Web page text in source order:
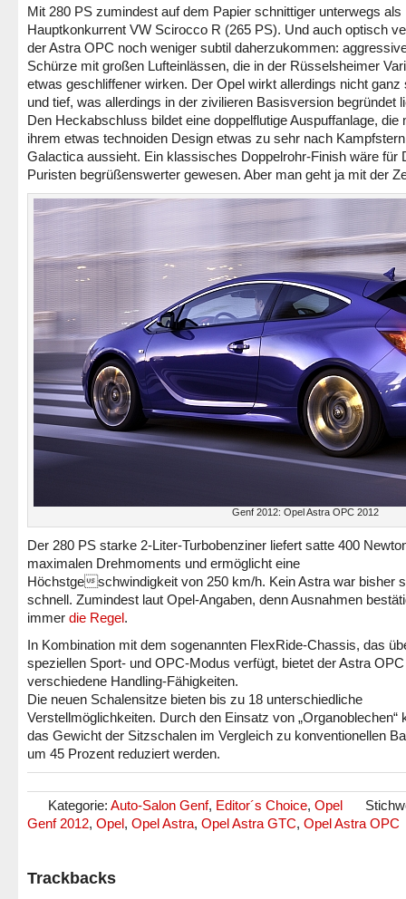
Mit 280 PS zumindest auf dem Papier schnittiger unterwegs als
Hauptkonkurrent VW Scirocco R (265 PS). Und auch optisch
der Astra OPC noch weniger subtil daherzukommen:
Schürze mit großen Lufteinlässen, die in der Rüsselsheimer
etwas geschliffener wirken. Der Opel wirkt allerdings nicht ganz
und tief, was allerdings in der zivilieren Basisversion begründet
Den Heckabschluss bildet eine doppelflutige Auspuffanlage, die
ihrem etwas technoiden Design etwas zu sehr nach Kampfstern
Galactica aussieht. Ein klassisches Doppelrohr-Finish wäre für
Puristen begrüßenswerter gewesen. Aber man geht ja mit der
Genf 2012: Opel Astra OPC 2012
Der 280 PS starke 2-Liter-Turbobenziner liefert satte 400
maximalen Drehmoments und ermöglicht eine
Höchstgeschwindigkeit von 250 km/h. Kein Astra war bisher
schnell. Zumindest laut Opel-Angaben, denn Ausnahmen
immer die Regel.
In Kombination mit dem sogenannten FlexRide-Chassis, das
speziellen Sport- und OPC-Modus verfügt, bietet der Astra OPC
verschiedene Handling-Fähigkeiten.
Die neuen Schalensitze bieten bis zu 18 unterschiedliche
Verstellmöglichkeiten. Durch den Einsatz von „Organoblechen“
das Gewicht der Sitzschalen im Vergleich zu konventionellen
um 45 Prozent reduziert werden.
Kategorie: Auto-Salon Genf, Editor´s Choice, Opel
Genf 2012, Opel, Opel Astra, Opel Astra GTC, Opel Astra OPC
Trackbacks